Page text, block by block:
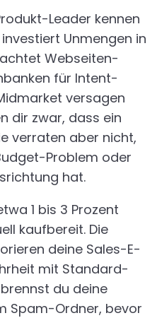
Leader kennen
Unmengen in
Webseiten-
für Intent-
versagen
dir zwar, dass ein
verraten aber nicht,
Problem oder
hat.
1 bis 3 Prozent
kaufbereit. Die
deine Sales-E-
mit Standard-
du deine
Spam-Ordner, bevor